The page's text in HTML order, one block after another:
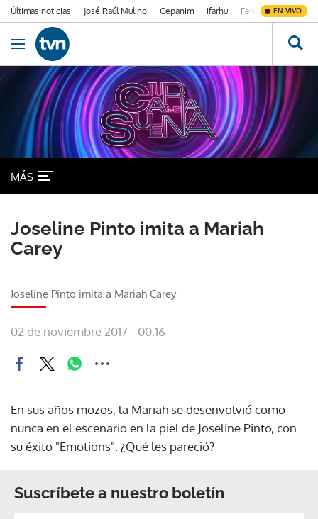
Últimas noticias José Raúl Mulino Cepanim Ifarhu Fenómeno de El
EN VIVO
Ir al contenido
Obrir navegació
MÁS
Joseline Pinto imita a Mariah
Carey
Joseline Pinto imita a Mariah Carey
02 de noviembre 2017 - 00:16
En sus años mozos, la Mariah se desenvolvió como
nunca en el escenario en la piel de Joseline Pinto, con
su éxito "Emotions". ¿Qué les pareció?
Suscríbete a nuestro boletín